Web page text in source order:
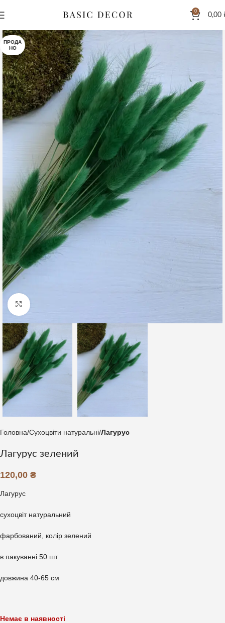
0
0,00
ПРОДА
НО
Клацніть, щоб збільшити
Головна Сухоцвіти натуральні Лагурус
Лагурус зелений
120,00 ₴
Лагурус
сухоцвіт натуральний
фарбований, колір зелений
в пакуванні 50 шт
довжина 40-65 см
Немає в наявності